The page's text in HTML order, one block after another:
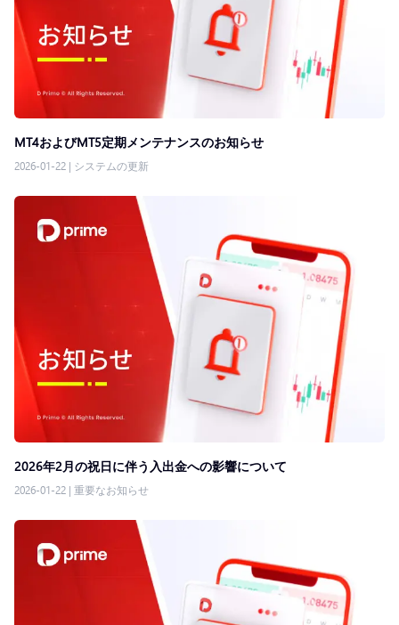
MT4およびMT5定期メンテナンスのお知らせ
2026-01-22 | システムの更新
2026年2月の祝日に伴う入出金への影響について
2026-01-22 | 重要なお知らせ